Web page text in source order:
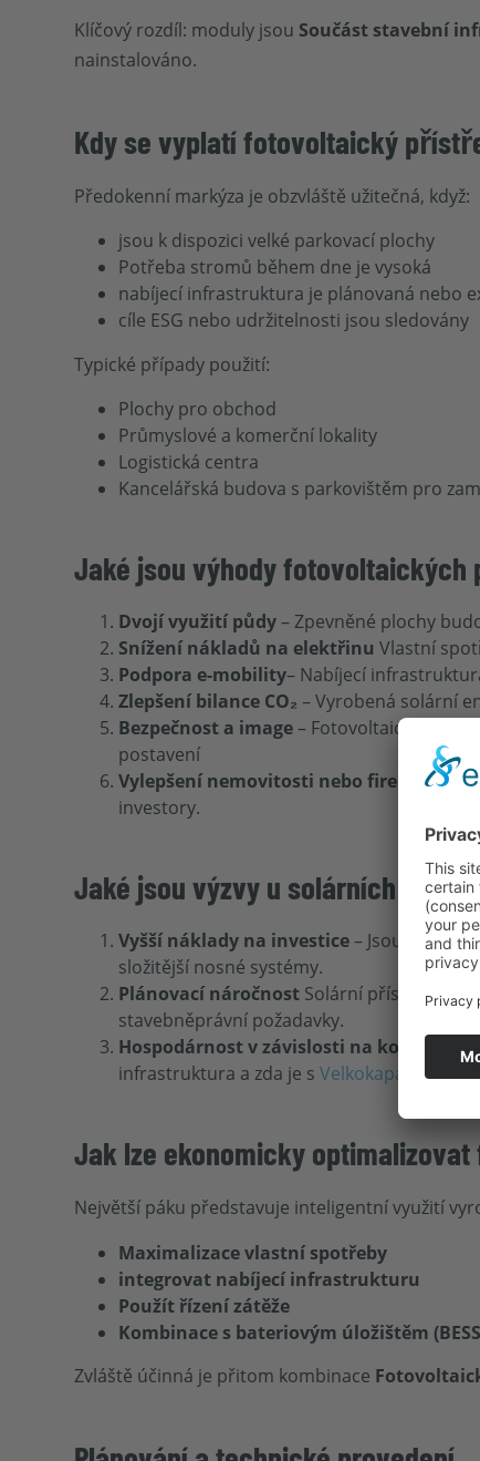
Klíčový rozdíl: moduly jsou Součást stavební
nainstalováno.
Kdy se vyplatí fotovoltaický
Předokenní markýza je obzvláště užitečná, když:
jsou k dispozici velké parkovací plochy
Potřeba stromů během dne je vysoká
nabíjecí infrastruktura je plánovaná nebo
cíle ESG nebo udržitelnosti jsou sledovány
Typické případy použití:
Plochy pro obchod
Průmyslové a komerční lokality
Logistická centra
Kancelářská budova s parkovištěm pro
Jaké jsou výhody
Dvojí využití půdy– Zpevněné plochy
Snížení nákladů na elektřinu Vlastní
Podpora e-mobility– Nabíjecí
Zlepšení bilance CO₂ – Vyrobená solární
Bezpečnost a image– Fotovoltaické
postavení
Vylepšení nemovitosti nebo firemního
investory.
Jaké jsou výzvy u solárních
Vyšší náklady na investice– Jsou dražší
složitější nosné systémy.
Plánovací náročnost Solární přístřešky
stavebněprávní požadavky.
Hospodárnost v závislosti na konceptu
infrastruktura a zda je sVelkokapacitní
Jak lze ekonomicky
Největší páku představuje inteligentní využití
Maximalizace vlastní spotřeby
integrovat nabíjecí infrastrukturu
Použít řízení zátěže
Kombinace s bateriovým úložištěm
Zvláště účinná je přitom kombinace